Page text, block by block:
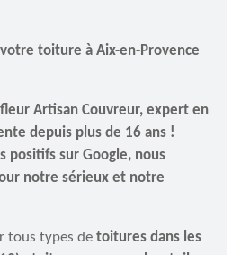
toiture à Aix-en-Provence
Artisan Couvreur, expert en
depuis plus de 16 ans !
positifs sur Google, nous
notre sérieux et notre
tous types de toitures dans les